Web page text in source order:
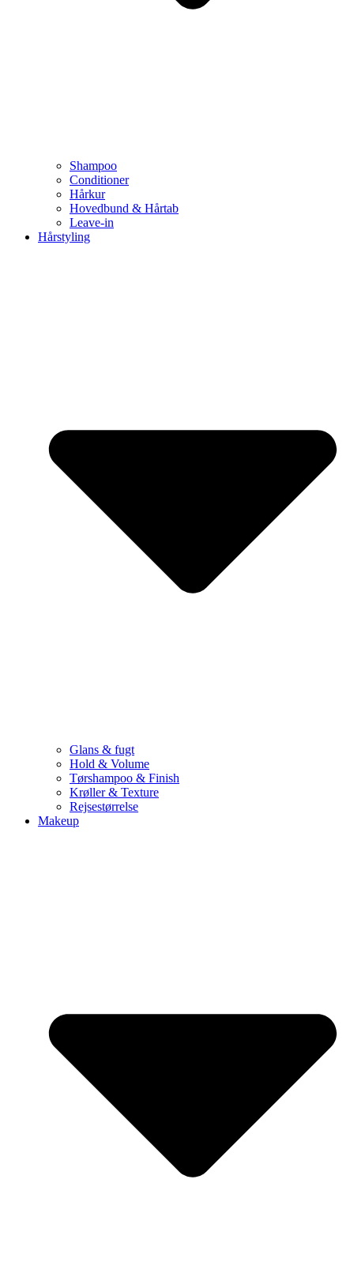
Shampoo
Conditioner
Hårkur
Hovedbund & Hårtab
Leave-in
Hårstyling
Glans & fugt
Hold & Volume
Tørshampoo & Finish
Krøller & Texture
Rejsestørrelse
Makeup